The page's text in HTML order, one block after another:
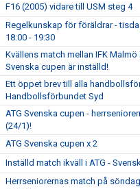
F16 (2005) vidare till USM steg 4
Regelkunskap för föräldrar -
18:00 - 19:30
Kvällens match mellan IFK Malmö
Svenska cupen är inställd!
Ett öppet brev till alla
Handbollsförbundet Syd
ATG Svenska cupen -
(24/1)!
ATG Svenska cupen x 2
Inställd match ikväll i ATG -
Herrseniorernas match på